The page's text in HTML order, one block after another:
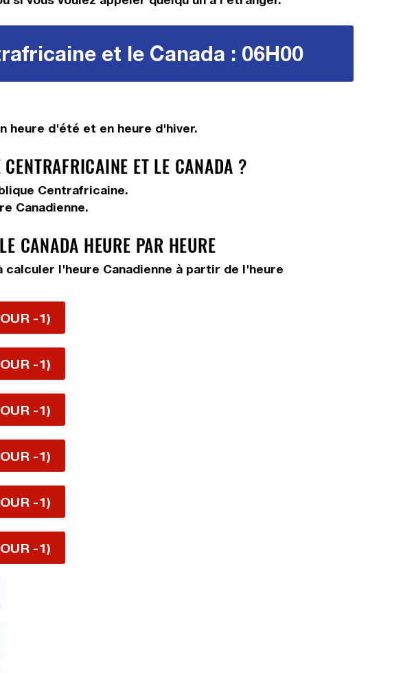
et le Canada : 06H00
heure d'été et en heure d'hiver.
ET LE CANADA ?
Centrafricaine.
Canadienne.
CANADA HEURE PAR HEURE
l'heure Canadienne à partir de l'heure
-1)
-1)
-1)
-1)
-1)
-1)